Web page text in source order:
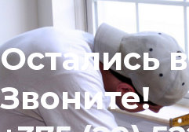
Остались
Звоните!